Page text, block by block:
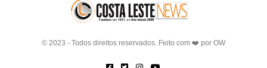
© 2023 - Todos direitos reservados. Feito com ❤️ por OW